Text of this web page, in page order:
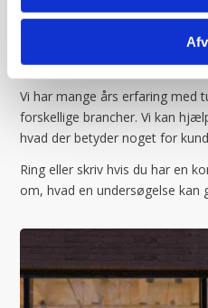
Vi er klar, hvis
hvad kunderne
Vi har mange års erfaring med
forskellige brancher. Vi kan
hvad der betyder noget for
Ring eller skriv hvis du har en
om, hvad en undersøgelse kan